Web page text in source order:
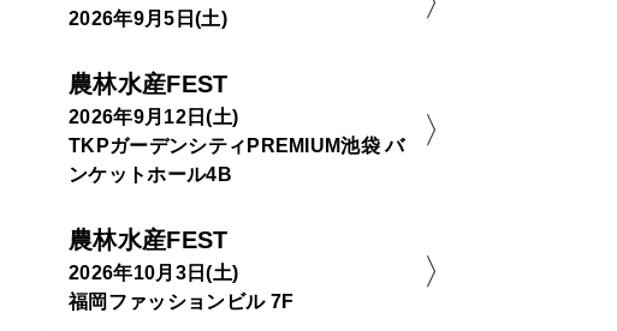
2026年9月5日(土)
農林水産FEST
2026年9月12日(土)
TKPガーデンシティPREMIUM池袋 バ
ンケットホール4B
農林水産FEST
2026年10月3日(土)
福岡ファッションビル 7F